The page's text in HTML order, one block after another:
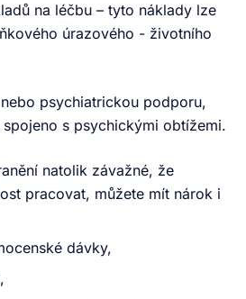
na léčbu – tyto náklady lze
úrazového - životního
psychiatrickou podporu,
s psychickými obtížemi.
natolik závažné, že
pracovat, můžete mít nárok i
dávky,